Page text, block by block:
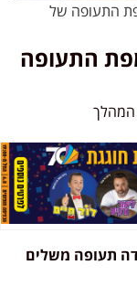
התעופה של
התעופה
המהלך
תעופה משלים